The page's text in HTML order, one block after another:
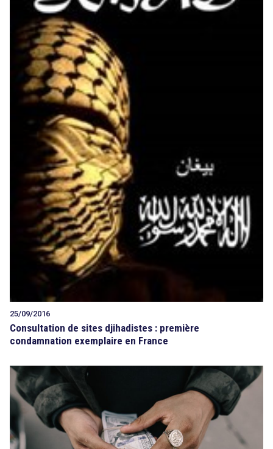
25/09/2016
Consultation de sites djihadistes : première
condamnation exemplaire en France